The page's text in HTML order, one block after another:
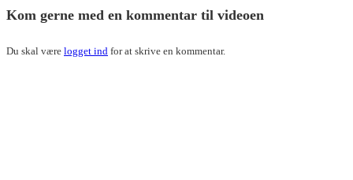
Kom gerne med en kommentar til videoen
Du skal være logget ind for at skrive en kommentar.